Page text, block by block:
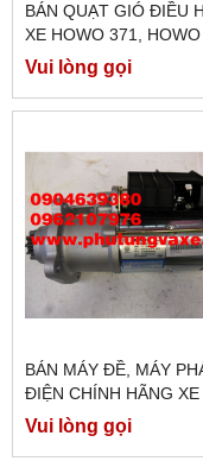
BÁN QUẠT GIÓ ĐIỀU
XE HOWO 371, HOWO
Vui lòng gọi
BÁN MÁY ĐỀ, MÁY
ĐIỆN CHÍNH HÃNG XE
SHACMAN M3000,
Vui lòng gọi